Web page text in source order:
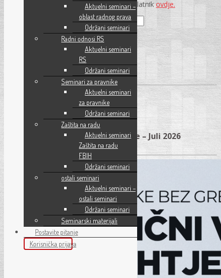
Pročitajte kako postati pretplatnikovdje.
Seminar – Javne nabavke – Juli 2026
Aktuelni seminari –
oblast radnog prava
Održani seminari
Radni odnosi RS
Aktuelni seminari
RS
Održani seminari
Seminari za pravnike
Aktuelni seminari
za pravnike
Održani seminari
Zaštita na radu
Aktuelni seminari
Zaštita na radu
FBIH
Održani seminari
ostali seminari
Aktuelni seminari –
ostali seminari
Održani seminari
Seminarski materijali
Postavite pitanje
Korisnička prijava